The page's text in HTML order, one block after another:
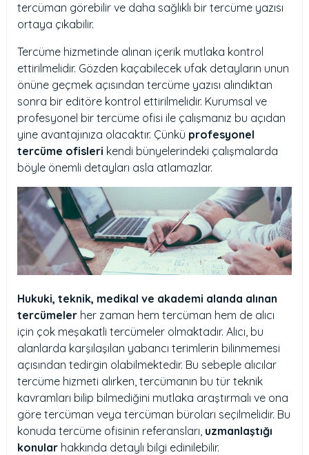
tercüman görebilir ve daha sağlıklı bir tercüme yazısı
ortaya çıkabilir.
Tercüme hizmetinde alınan içerik mutlaka kontrol
ettirilmelidir. Gözden kaçabilecek ufak detayların unun
önüne geçmek açısından tercüme yazısı alındıktan
sonra bir editöre kontrol ettirilmelidir. Kurumsal ve
profesyonel bir tercüme ofisi ile çalışmanız bu açıdan
yine avantajınıza olacaktır. Çünkü profesyonel
tercüme ofisleri kendi bünyelerindeki çalışmalarda
böyle önemli detayları asla atlamazlar.
Hukuki, teknik, medikal ve akademi alanda alınan
tercümelerher zaman hem tercüman hem de alıcı
için çok meşakatli tercümeler olmaktadır. Alıcı, bu
alanlarda karşılaşılan yabancı terimlerin bilinmemesi
açısından tedirgin olabilmektedir. Bu sebeple alıcılar
tercüme hizmeti alırken, tercümanın bu tür teknik
kavramları bilip bilmediğini mutlaka araştırmalı ve ona
göre tercüman veya tercüman büroları seçilmelidir. Bu
konuda tercüme ofisinin referansları, uzmanlaştığı
konularhakkında detaylı bilgi edinilebilir.